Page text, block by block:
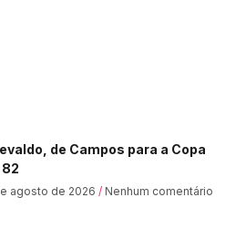
de Campos para a Copa
82
agosto de 2026 Nenhum comentário